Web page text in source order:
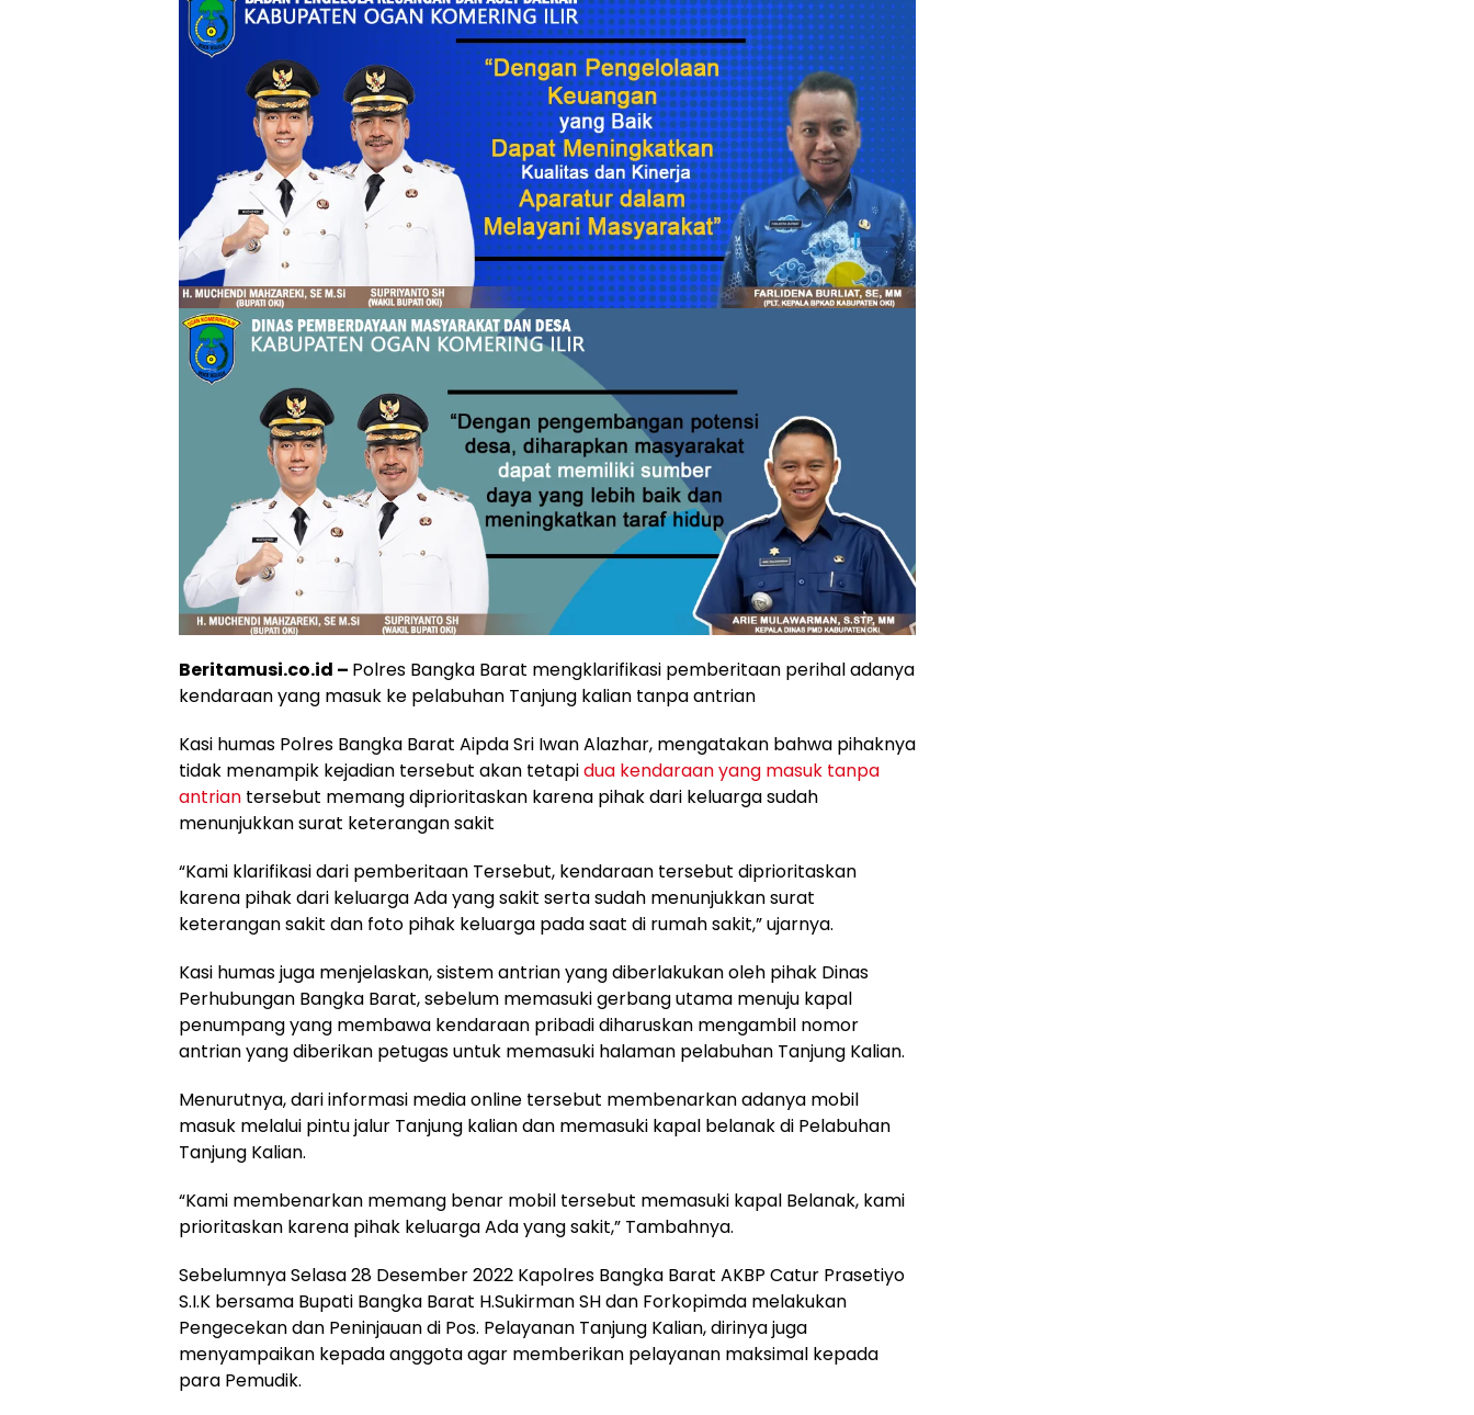
Beritamusi.co.id – Polres Bangka Barat mengklarifikasi pemberitaan perihal adanya
kendaraan yang masuk ke pelabuhan Tanjung kalian tanpa antrian
Kasi humas Polres Bangka Barat Aipda Sri Iwan Alazhar, mengatakan bahwa pihaknya
tidak menampik kejadian tersebut akan tetapidua kendaraan yang masuk tanpa
antrian tersebut memang diprioritaskan karena pihak dari keluarga sudah
menunjukkan surat keterangan sakit
“Kami klarifikasi dari pemberitaan Tersebut, kendaraan tersebut diprioritaskan
karena pihak dari keluarga Ada yang sakit serta sudah menunjukkan surat
keterangan sakit dan foto pihak keluarga pada saat di rumah sakit,” ujarnya.
Kasi humas juga menjelaskan, sistem antrian yang diberlakukan oleh pihak Dinas
Perhubungan Bangka Barat, sebelum memasuki gerbang utama menuju kapal
penumpang yang membawa kendaraan pribadi diharuskan mengambil nomor
antrian yang diberikan petugas untuk memasuki halaman pelabuhan Tanjung Kalian.
Menurutnya, dari informasi media online tersebut membenarkan adanya mobil
masuk melalui pintu jalur Tanjung kalian dan memasuki kapal belanak di Pelabuhan
Tanjung Kalian.
“Kami membenarkan memang benar mobil tersebut memasuki kapal Belanak, kami
prioritaskan karena pihak keluarga Ada yang sakit,” Tambahnya.
Sebelumnya Selasa 28 Desember 2022 Kapolres Bangka Barat AKBP Catur Prasetiyo
S.I.K bersama Bupati Bangka Barat H.Sukirman SH dan Forkopimda melakukan
Pengecekan dan Peninjauan di Pos. Pelayanan Tanjung Kalian, dirinya juga
menyampaikan kepada anggota agar memberikan pelayanan maksimal kepada
para Pemudik.